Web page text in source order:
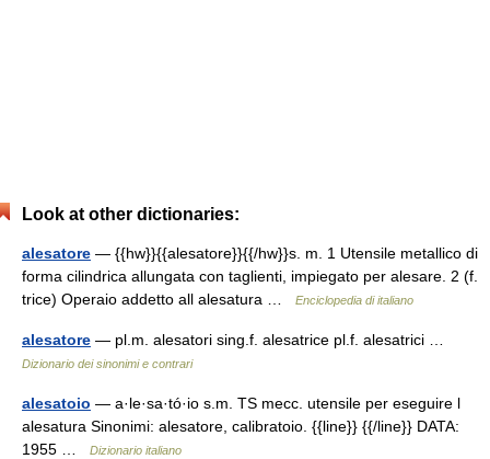
Look at other dictionaries:
alesatore — {{hw}}{{alesatore}}{{/hw}}s. m. 1 Utensile metallico di
forma cilindrica allungata con taglienti, impiegato per alesare. 2 (f.
trice) Operaio addetto all alesatura …
Enciclopedia di italiano
alesatore — pl.m. alesatori sing.f. alesatrice pl.f. alesatrici …
Dizionario dei sinonimi e contrari
alesatoio — a·le·sa·tó·io s.m. TS mecc. utensile per eseguire l
alesatura Sinonimi: alesatore, calibratoio. {{line}} {{/line}} DATA:
1955 …
Dizionario italiano